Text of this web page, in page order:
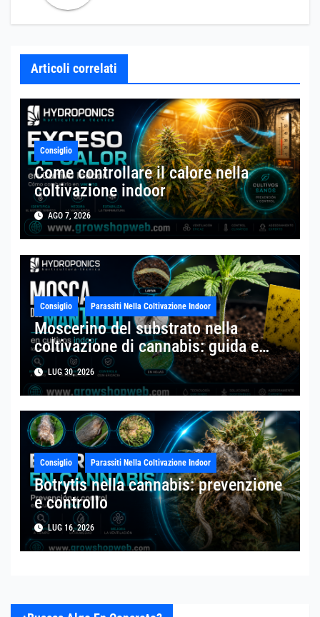
Articoli correlati
Consiglio
Come controllare il calore nella
coltivazione indoor
AGO 7, 2026
Consiglio Parassiti Nella Coltivazione Indoor
Moscerino del substrato nella
coltivazione di cannabis: guida e
trattamento
LUG 30, 2026
Consiglio Parassiti Nella Coltivazione Indoor
Botrytis nella cannabis: prevenzione
e controllo
LUG 16, 2026